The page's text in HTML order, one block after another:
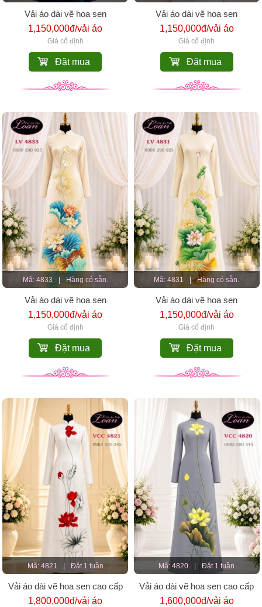
Vải áo dài vẽ hoa sen
1,150,000đ/vải áo
Giá cố định
Đặt mua
Vải áo dài vẽ hoa sen
1,150,000đ/vải áo
Giá cố định
Đặt mua
Mã: 4833 Hàng có sẵn.
Vải áo dài vẽ hoa sen
1,150,000đ/vải áo
Giá cố định
Đặt mua
Mã: 4831 Hàng có sẵn.
Vải áo dài vẽ hoa sen
1,150,000đ/vải áo
Giá cố định
Đặt mua
Mã: 4821 Đặt 1 tuần
Vải áo dài vẽ hoa sen cao cấp
1,800,000đ/vải áo
Mã: 4820 Đặt 1 tuần
Vải áo dài vẽ hoa sen cao cấp
1,600,000đ/vải áo